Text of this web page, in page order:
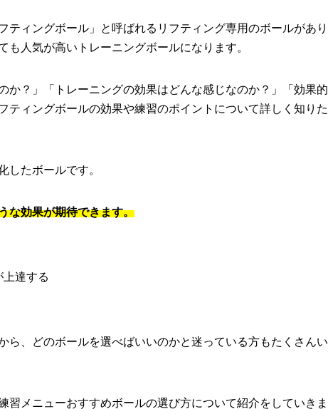
ティングボール」と呼ばれるリフティング専用のボールがあり
も人気が高いトレーニングボールになります。
か？」「トレーニングの効果はどんな感じなのか？」「効果的
ティングボールの効果や練習のポイントについて詳しく知りた
したボールです。
な効果が期待できます。
達する
ら、どのボールを選べばいいのかと迷っている方もたくさんい
習メニューおすすめボールの選び方について紹介をしていきま